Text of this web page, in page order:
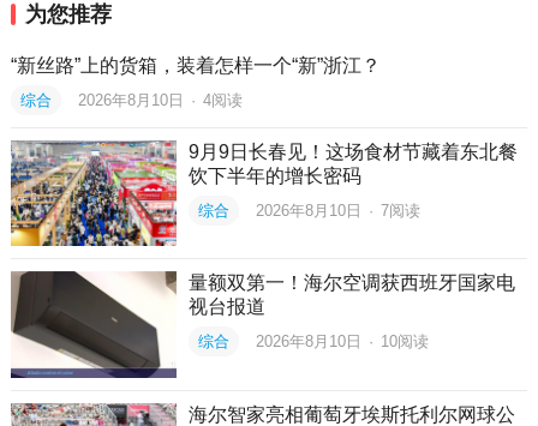
为您推荐
“新丝路”上的货箱，装着怎样一个“新”浙江？
综合 2026年8月10日 · 4阅读
9月9日长春见！这场食材节藏着东北餐
饮下半年的增长密码
综合 2026年8月10日 · 7阅读
量额双第一！海尔空调获西班牙国家电
视台报道
综合 2026年8月10日 · 10阅读
海尔智家亮相葡萄牙埃斯托利尔网球公